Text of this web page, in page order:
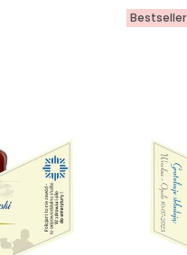
Bestseller